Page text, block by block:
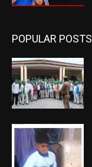
POPULAR POSTS